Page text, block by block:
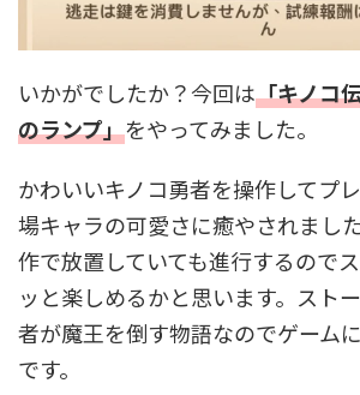
いかがでしたか？今回は「キノコ
のランプ」をやってみました。
かわいいキノコ勇者を操作してプ
場キャラの可愛さに癒やされまし
作で放置していても進行するので
ッと楽しめるかと思います。スト
者が魔王を倒す物語なのでゲーム
です。